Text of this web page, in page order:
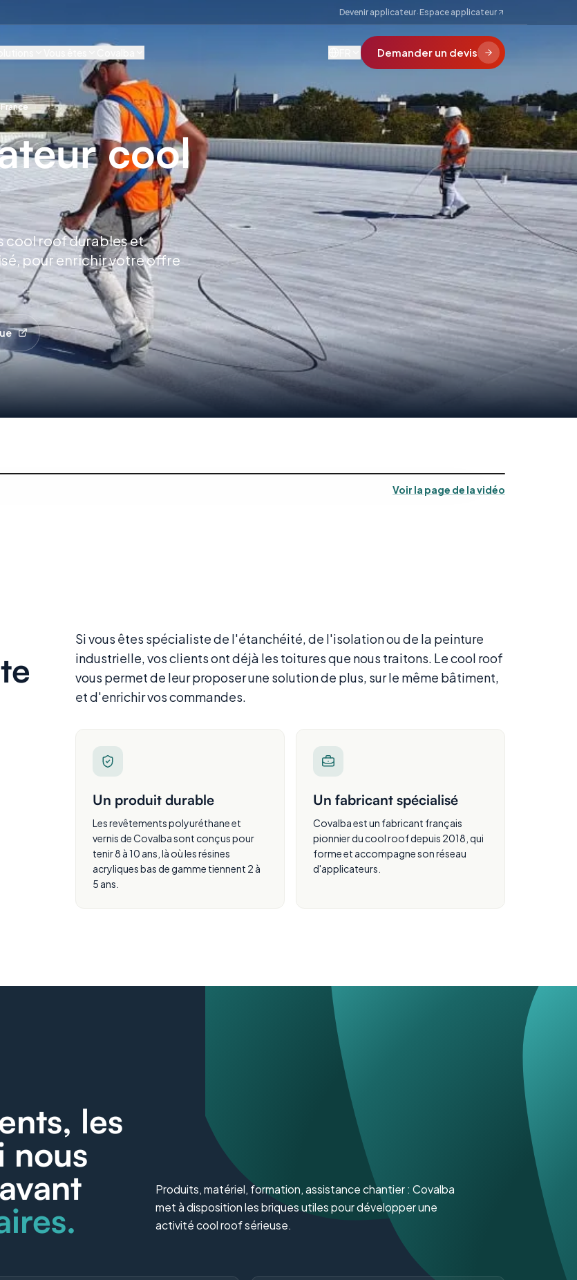
Devenir applicateur·Espace applicateur
Demander un devis
cool
cool roof durables et
pour enrichir votre offre
Voir la page de la vidéo
Si vous êtes spécialiste de l'étanchéité, de l'isolation ou de la peinture
industrielle, vos clients ont déjà les toitures que nous traitons. Le cool roof
vous permet de leur proposer une solution de plus, sur le même bâtiment,
et d'enrichir vos commandes.
Un produit durable
Les revêtements polyuréthane et
vernis de Covalba sont conçus pour
tenir 8 à 10 ans, là où les résines
acryliques bas de gamme tiennent 2 à
5 ans.
Un fabricant spécialisé
Covalba est un fabricant français
pionnier du cool roof depuis 2018, qui
forme et accompagne son réseau
d'applicateurs.
les
nous
Produits, matériel, formation, assistance chantier : Covalba
met à disposition les briques utiles pour développer une
activité cool roof sérieuse.